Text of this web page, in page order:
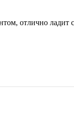
отлично